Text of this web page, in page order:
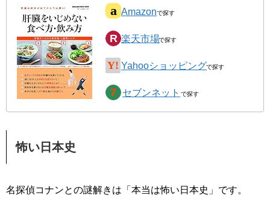
Amazon
楽天市場
Yahooショッピング
セブンネット
怖い日本史
名探偵コナンとの謎解きは「本当は怖い日本史」です。